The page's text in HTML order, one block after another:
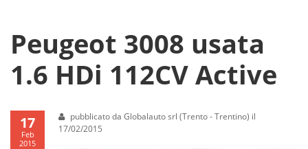
Peugeot 3008 usata
1.6 HDi 112CV Active
17
Feb
2015
pubblicato da Globalauto srl (Trento - Trentino) il
17/02/2015